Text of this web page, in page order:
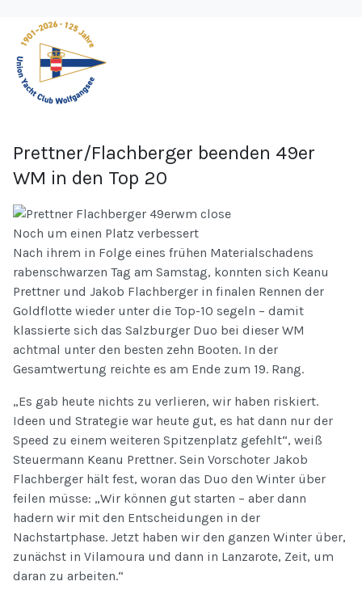
Prettner/Flachberger beenden 49er
WM in den Top 20
Noch um einen Platz verbessert
Nach ihrem in Folge eines frühen Materialschadens
rabenschwarzen Tag am Samstag, konnten sich Keanu
Prettner und Jakob Flachberger in finalen Rennen der
Goldflotte wieder unter die Top-10 segeln – damit
klassierte sich das Salzburger Duo bei dieser WM
achtmal unter den besten zehn Booten. In der
Gesamtwertung reichte es am Ende zum 19. Rang.
„Es gab heute nichts zu verlieren, wir haben riskiert.
Ideen und Strategie war heute gut, es hat dann nur der
Speed zu einem weiteren Spitzenplatz gefehlt“, weiß
Steuermann Keanu Prettner. Sein Vorschoter Jakob
Flachberger hält fest, woran das Duo den Winter über
feilen müsse: „Wir können gut starten – aber dann
hadern wir mit den Entscheidungen in der
Nachstartphase. Jetzt haben wir den ganzen Winter über,
zunächst in Vilamoura und dann in Lanzarote, Zeit, um
daran zu arbeiten.“